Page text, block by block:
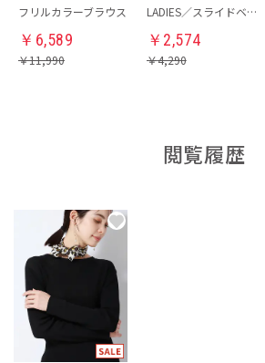
フリルカラーブラウス
￥ 6,589
￥11,990
LADIES／スライドベルト
￥ 2,574
￥4,290
閲覧履歴